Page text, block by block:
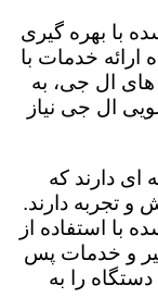
با بهره گیری
خدمات با
های ال جی، به
ال جی نیاز
ای دارند که
و تجربه دارند.
با استفاده از
و خدمات پس
را به